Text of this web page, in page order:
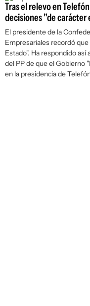
Tras el relevo en
decisiones "de carácter
El presidente de la
Empresariales recordó
Estado". Ha respondido
del PP de que el Gobierno
en la presidencia de